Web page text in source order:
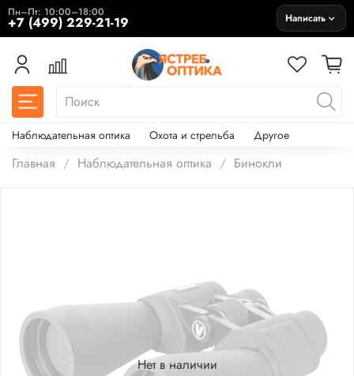
Пн–Пт: 10:00–18:00
+7 (499) 229-21-19 Написать
Наблюдательная оптика Охота и стрельба Другое
Главная Наблюдательная оптика Бинокли
Нет в наличии